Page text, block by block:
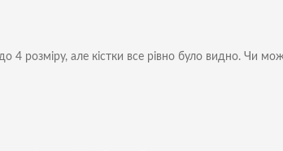
4 розміру, але кістки все рівно було видно. Чи